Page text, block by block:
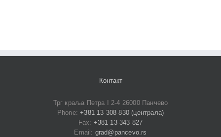
Контакт
Трг краља Петра I 2-4 26000 Панчево
Phone:+381 13 308 830 (централа)
Fax: +381 13 343 827
Email: grad@pancevo.rs